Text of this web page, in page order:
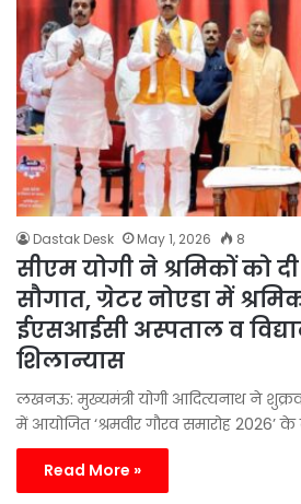
Dastak Desk May 1, 2026 8
सीएम योगी ने श्रमिकों को
सौगात, ग्रेटर नोएडा में
ईएसआईसी अस्पताल व
शिलान्यास
लखनऊ: मुख्यमंत्री योगी आदित्यनाथ ने
में आयोजित ‘श्रमवीर गौरव समारोह 2026’
Read More »